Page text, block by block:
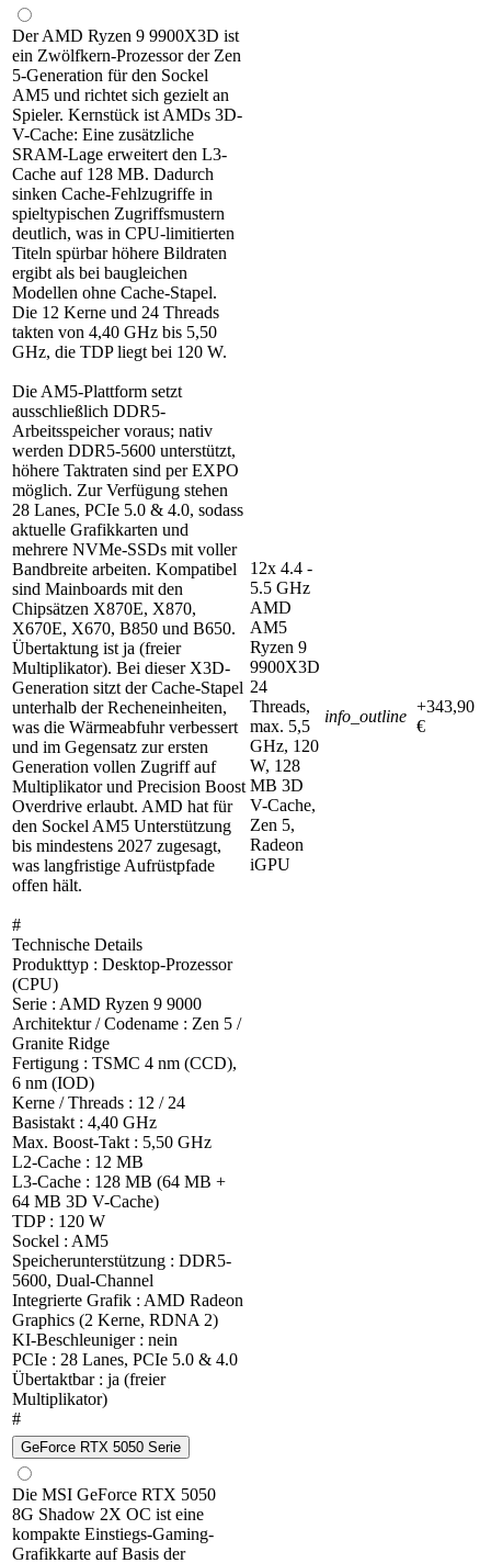
Der AMD Ryzen 9 9900X3D ist
ein Zwölfkern-Prozessor der Zen
5-Generation für den Sockel
AM5 und richtet sich gezielt an
Spieler. Kernstück ist AMDs 3D-
V-Cache: Eine zusätzliche
SRAM-Lage erweitert den L3-
Cache auf 128 MB. Dadurch
sinken Cache-Fehlzugriffe in
spieltypischen Zugriffsmustern
deutlich, was in CPU-limitierten
Titeln spürbar höhere Bildraten
ergibt als bei baugleichen
Modellen ohne Cache-Stapel.
Die 12 Kerne und 24 Threads
takten von 4,40 GHz bis 5,50
GHz, die TDP liegt bei 120 W.
Die AM5-Plattform setzt
ausschließlich DDR5-
Arbeitsspeicher voraus; nativ
werden DDR5-5600 unterstützt,
höhere Taktraten sind per EXPO
möglich. Zur Verfügung stehen
28 Lanes, PCIe 5.0 & 4.0, sodass
aktuelle Grafikkarten und
mehrere NVMe-SSDs mit voller
Bandbreite arbeiten. Kompatibel
sind Mainboards mit den
Chipsätzen X870E, X870,
X670E, X670, B850 und B650.
Übertaktung ist ja (freier
Multiplikator). Bei dieser X3D-
Generation sitzt der Cache-Stapel
unterhalb der Recheneinheiten,
was die Wärmeabfuhr verbessert
und im Gegensatz zur ersten
Generation vollen Zugriff auf
Multiplikator und Precision Boost
Overdrive erlaubt. AMD hat für
den Sockel AM5 Unterstützung
bis mindestens 2027 zugesagt,
was langfristige Aufrüstpfade
offen hält.
#
Technische Details
Produkttyp : Desktop-Prozessor
(CPU)
Serie : AMD Ryzen 9 9000
Architektur / Codename : Zen 5 /
Granite Ridge
Fertigung : TSMC 4 nm (CCD),
6 nm (IOD)
Kerne / Threads : 12 / 24
Basistakt : 4,40 GHz
Max. Boost-Takt : 5,50 GHz
L2-Cache : 12 MB
L3-Cache : 128 MB (64 MB +
64 MB 3D V-Cache)
TDP : 120 W
Sockel : AM5
Speicherunterstützung : DDR5-
5600, Dual-Channel
Integrierte Grafik : AMD Radeon
Graphics (2 Kerne, RDNA 2)
KI-Beschleuniger : nein
PCIe : 28 Lanes, PCIe 5.0 & 4.0
Übertaktbar : ja (freier
Multiplikator)
#
12x 4.4 -
5.5 GHz
AMD
AM5
Ryzen 9
9900X3D
24
Threads,
max. 5,5
GHz, 120
W, 128
MB 3D
V-Cache,
Zen 5,
Radeon
iGPU
info_outline
+343,90
€
GeForce RTX 5050 Serie
Die MSI GeForce RTX 5050
8G Shadow 2X OC ist eine
kompakte Einstiegs-Gaming-
Grafikkarte auf Basis der